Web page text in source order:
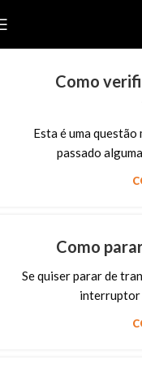
Como
Esta é uma
passado
Como
Se quiser parar de
interruptor